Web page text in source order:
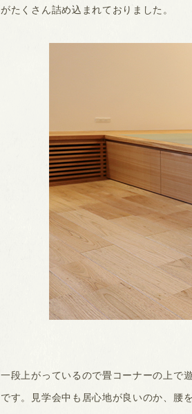
がたくさん詰め込まれておりました。
一段上がっているので畳コーナーの上で
です。見学会中も居心地が良いのか、腰